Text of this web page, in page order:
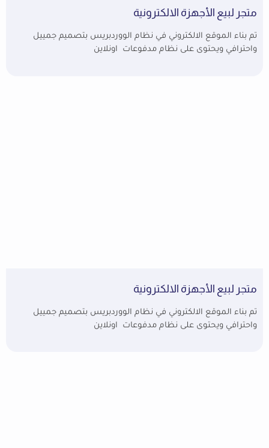
متجر لبيع الأجهزة الالكترونية
تم بناء الموقع الالكتروني في نظام الووردبريس بتصميم جمييل
واحترافي ويحتوى على نظام مدفوعات اونلاين
متجر لبيع الأجهزة الالكترونية
تم بناء الموقع الالكتروني في نظام الووردبريس بتصميم جمييل
واحترافي ويحتوى على نظام مدفوعات اونلاين